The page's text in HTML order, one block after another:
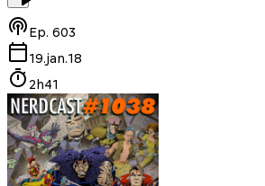
Ep. 603
19.jan.18
2h41